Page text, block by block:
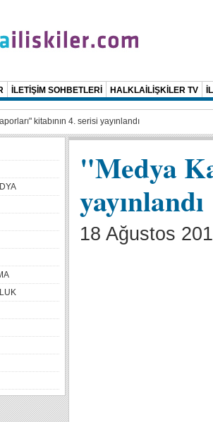
İLETİŞİM SOHBETLERİ HALKLAİLİŞKİLER TV
kitabının 4. serisi yayınlandı
"Medya
yayınlandı
18 Ağustos